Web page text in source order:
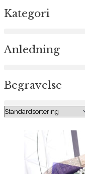
Kategori
Anledning
Begravelse